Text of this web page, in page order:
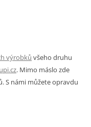
výrobků všeho druhu
. Mimo máslo zde
S námi můžete opravdu